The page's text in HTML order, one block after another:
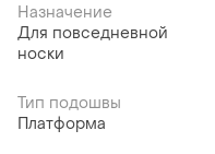
Назначение
Для повседневной
носки
Тип подошвы
Платформа